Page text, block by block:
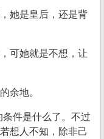
她是皇后，还是背
可她就是不想，让
余地。
件是什么了。不过
想人不知，除非己